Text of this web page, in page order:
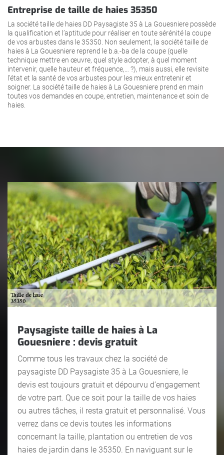
Entreprise de taille de haies 35350
La société taille de haies DD Paysagiste 35 à La Gouesniere possède
la qualification et l’aptitude pour réaliser en toute sérénité la coupe
de vos arbustes dans le 35350. Non seulement, la société taille de
haies à La Gouesniere reprend le b.a.-ba de la coupe (quelle
technique mettre en œuvre, quel style adopter, à quel moment
intervenir, quelle hauteur et fréquence,… ?), mais aussi, elle revisite
l’état et la santé de vos arbustes pour les mieux entretenir et
soigner. La société taille de haies à La Gouesniere prend en main
toutes vos demandes en coupe, entretien, maintenance et soin de
haies.
Paysagiste taille de haies à La
Gouesniere : devis gratuit
Comme tous les travaux chez la société de
paysagiste DD Paysagiste 35 à La Gouesniere, le
devis est toujours gratuit et dépourvu d’engagement
de votre part. Que ce soit pour la taille de vos haies
ou autres tâches, il resta gratuit et personnalisé. Vous
verrez dans ce devis toutes les informations
concernant la taille, plantation ou entretien de vos
haies de jardin dans le 35350. En naviguant sur le